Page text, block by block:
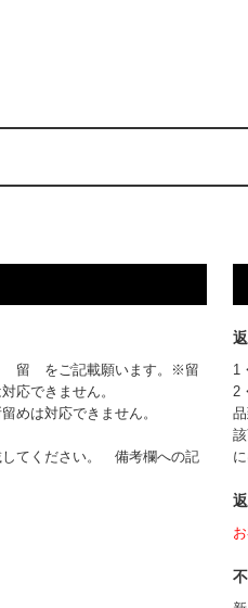
留 をご記載願います。※留
応できません。
めは対応できません。
てください。 備考欄への記
1
2